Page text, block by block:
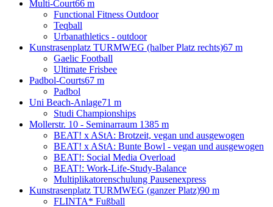
Multi-Court66 m
Functional Fitness Outdoor
Teqball
Urbanathletics - outdoor
Kunstrasenplatz TURMWEG (halber Platz rechts)67 m
Gaelic Football
Ultimate Frisbee
Padbol-Courts67 m
Padbol
Uni Beach-Anlage71 m
Studi Championships
Mollerstr. 10 - Seminarraum 1385 m
BEAT! x AStA: Brotzeit, vegan und ausgewogen
BEAT! x AStA: Bunte Bowl - vegan und ausgewogen
BEAT!: Social Media Overload
BEAT!: Work-Life-Study-Balance
Multiplikatorenschulung Pausenexpress
Kunstrasenplatz TURMWEG (ganzer Platz)90 m
FLINTA* Fußball